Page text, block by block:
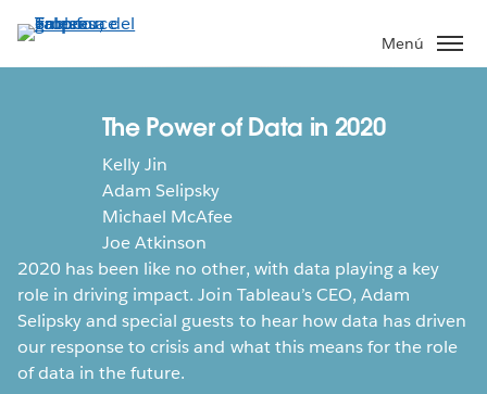
contenido
Menú
The Power of Data in 2020
Kelly Jin
Adam Selipsky
Michael McAfee
Joe Atkinson
2020 has been like no other, with data playing a key
role in driving impact. Join Tableau’s CEO, Adam
Selipsky and special guests to hear how data has driven
our response to crisis and what this means for the role
of data in the future.